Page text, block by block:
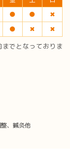
● ●
✖︎
● ✖︎
✖︎
でとなっておりま
、鍼灸他